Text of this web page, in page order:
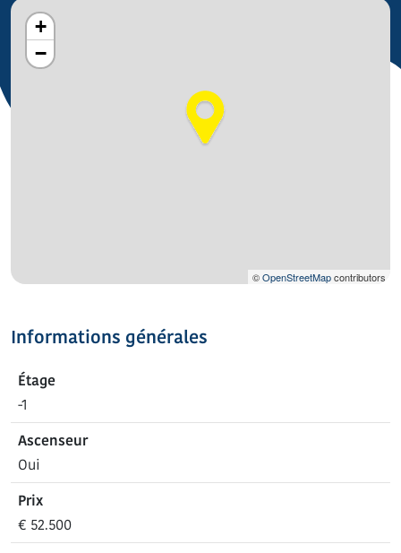
+
−
©OpenStreetMapcontributors
Informations générales
Étage
-1
Ascenseur
Oui
Prix
€ 52.500